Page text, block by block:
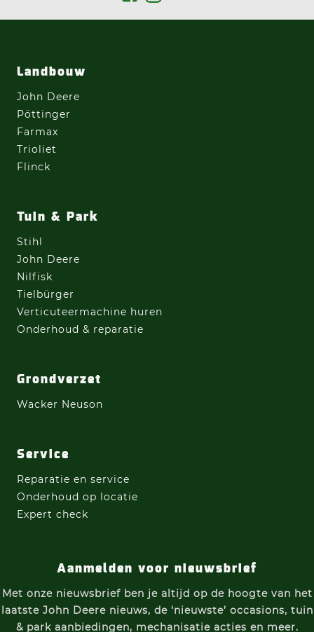
Landbouw
John Deere
Pöttinger
Farmax
Trioliet
Flinck
Tuin & Park
Stihl
John Deere
Nilfisk
Tielbürger
Verticuteermachine huren
Onderhoud & reparatie
Grondverzet
Wacker Neuson
Service
Reparatie en service
Onderhoud op locatie
Expert check
Aanmelden voor nieuwsbrief
Met onze nieuwsbrief ben je altijd op de hoogte van het
laatste John Deere nieuws, de ‘nieuwste’ occasions, tuin
& park aanbiedingen, mechanisatie acties en meer.